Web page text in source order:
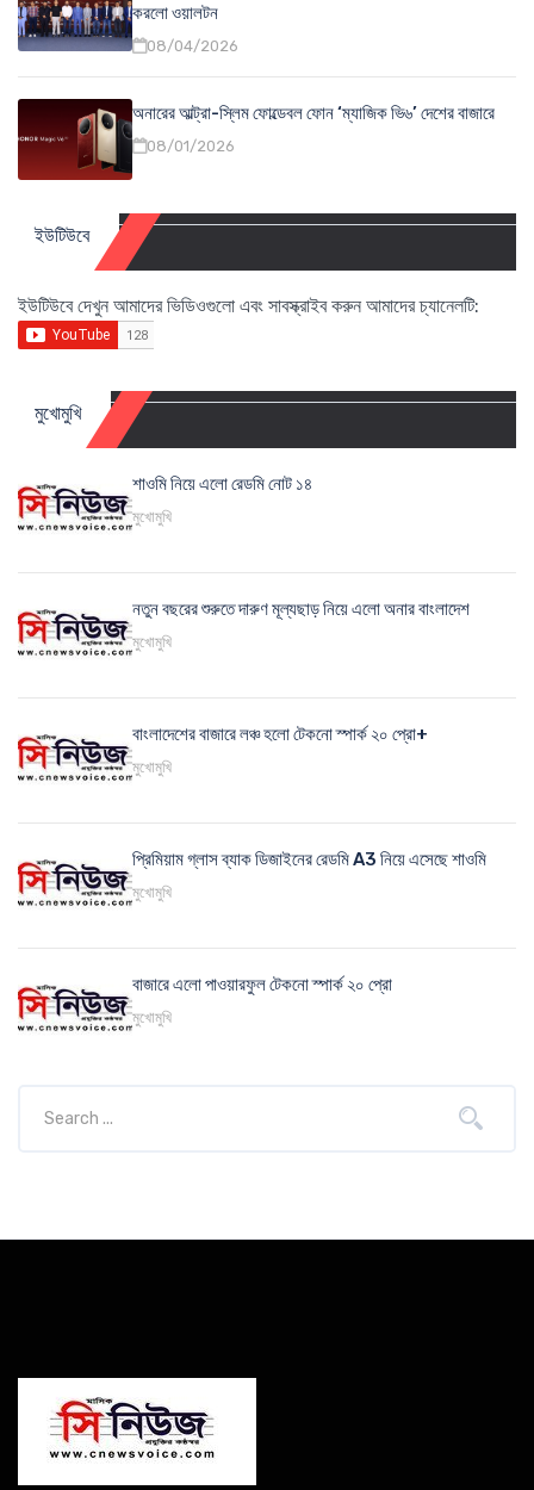
করলো ওয়ালটন
08/04/2026
অনারের আল্ট্রা-স্লিম ফোল্ডেবল ফোন ‘ম্যাজিক ভি৬’ দেশের বাজারে
08/01/2026
ইউটিউবে
ইউটিউবে দেখুন আমাদের ভিডিওগুলো এবং সাবস্ক্রাইব করুন আমাদের চ্যানেলটি:
মুখোমুখি
শাওমি নিয়ে এলো রেডমি নোট ১৪
মুখোমুখি
নতুন বছরের শুরুতে দারুণ মূল্যছাড় নিয়ে এলো অনার বাংলাদেশ
মুখোমুখি
বাংলাদেশের বাজারে লঞ্চ হলো টেকনো স্পার্ক ২০ প্রো+
মুখোমুখি
প্রিমিয়াম গ্লাস ব্যাক ডিজাইনের রেডমি A3 নিয়ে এসেছে শাওমি
মুখোমুখি
বাজারে এলো পাওয়ারফুল টেকনো স্পার্ক ২০ প্রো
মুখোমুখি